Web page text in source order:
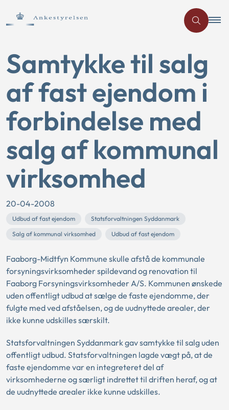
Samtykke til salg
af fast ejendom i
forbindelse med
salg af kommunal
virksomhed
20-04-2008
Udbud af fast ejendom
Statsforvaltningen Syddanmark
Salg af kommunal virksomhed
Udbud af fast ejendom
Faaborg-Midtfyn Kommune skulle afstå de kommunale
forsyningsvirksomheder spildevand og renovation til
Faaborg Forsyningsvirksomheder A/S. Kommunen ønskede
uden offentligt udbud at sælge de faste ejendomme, der
fulgte med ved afståelsen, og de uudnyttede arealer, der
ikke kunne udskilles særskilt.
Statsforvaltningen Syddanmark gav samtykke til salg uden
offentligt udbud. Statsforvaltningen lagde vægt på, at de
faste ejendomme var en integreteret del af
virksomhederne og særligt indrettet til driften heraf, og at
de uudnyttede arealer ikke kunne udskilles.